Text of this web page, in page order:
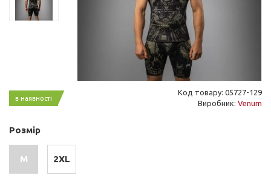
в наявності
Код товару: 05727-129
Виробник: Venum
Розмір
M 2XL